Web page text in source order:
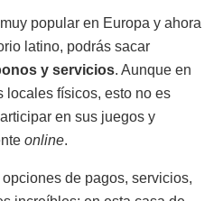
popular en Europa y ahora
latino, podrás sacar
y servicios. Aunque en
locales físicos, esto no es
en sus juegos y
online.
de pagos, servicios,